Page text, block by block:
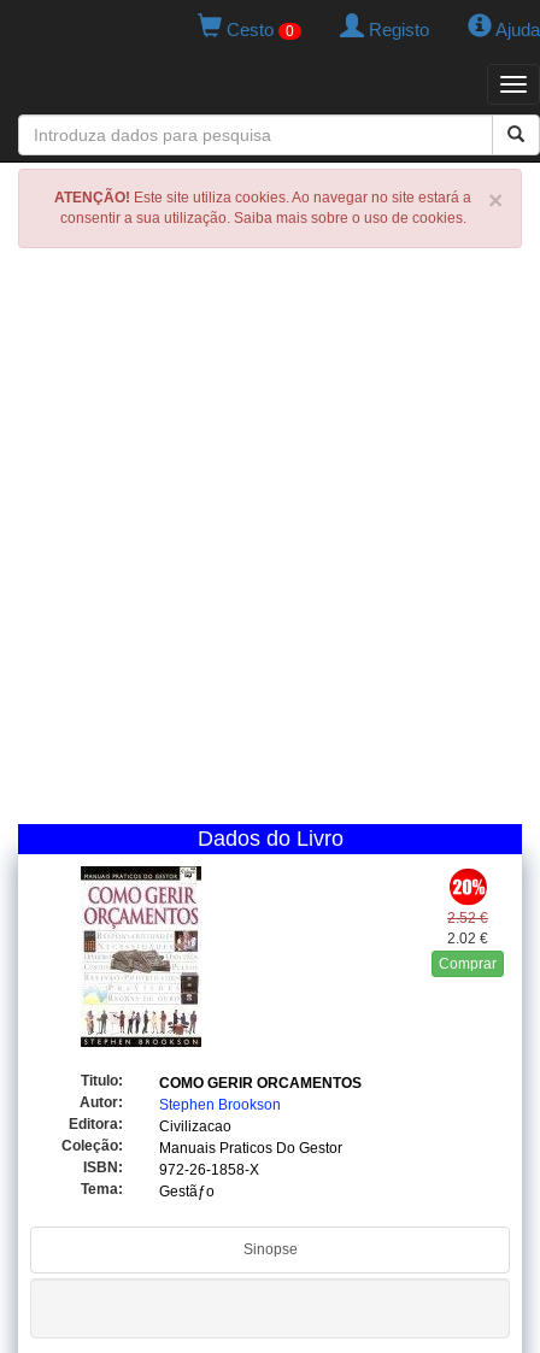
Cesto 0 Registo Ajuda
×
ATENÇÃO! Este site utiliza cookies. Ao navegar no site estará a
consentir a sua utilização. Saiba mais sobre o uso de cookies.
Dados do Livro
2.52 €
2.02 €
Comprar
Titulo:
COMO GERIR ORCAMENTOS
Autor:
Stephen Brookson
Editora:
Civilizacao
Coleção:
Manuais Praticos Do Gestor
ISBN:
972-26-1858-X
Tema:
Gestãƒo
Sinopse